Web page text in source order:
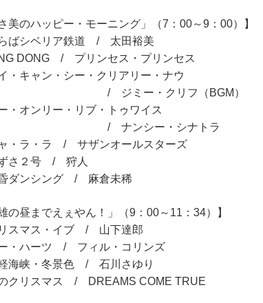
美のハッピー・モーニング」（7：00～9：00）】
シベリア鉄道 / 太田裕美
DONG / プリンセス・プリンセス
キャン・シー・クリアリー・ナウ
ー・クリフ（BGM）
オンリー・リブ・トゥワイス
シー・シナトラ
ラ・ラ / サザンオールスターズ
さ２号 / 狩人
ダンシング / 麻倉未稀
の昼までえぇやん！」（9：00～11：34）】
スマス・イブ / 山下達郎
ハーツ / フィル・コリンズ
峡・冬景色 / 石川さゆり
リスマス / DREAMS COME TRUE